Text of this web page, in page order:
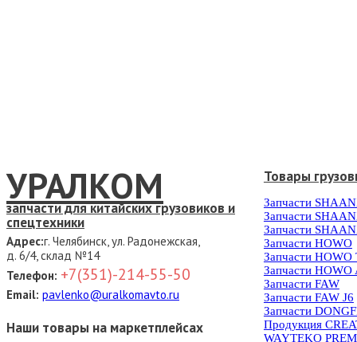
УРАЛКОМ
запчасти для китайских грузовиков и
спецтехники
Адрес:г. Челябинск, ул. Радонежская,
д. 6/4, склад №14
Телефон: +7(351)-214-55-50
Email: pavlenko@uralkomavto.ru
Наши товары на маркетплейсах
Товары
Запчасти
Запчасти
Запчасти
Запчасти HOWO
Запчасти HOWO
Запчасти HOWO
Запчасти FAW
Запчасти FAW J6
Запчасти
Продукция
WAYTEKO